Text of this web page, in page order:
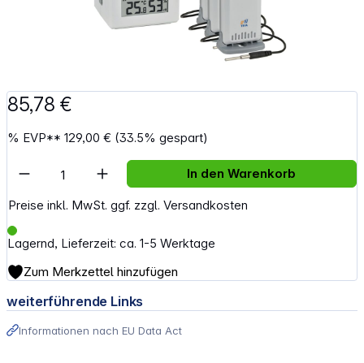
85,78 €
% EVP**129,00 € (33.5% gespart)
Preise inkl. MwSt. ggf. zzgl. Versandkosten
Lagernd, Lieferzeit: ca. 1-5 Werktage
Artikel Anzahl: Gib den gewünschten
In den Warenkorb
Zum Merkzettel hinzufügen
weiterführende Links
Informationen nach EU Data Act